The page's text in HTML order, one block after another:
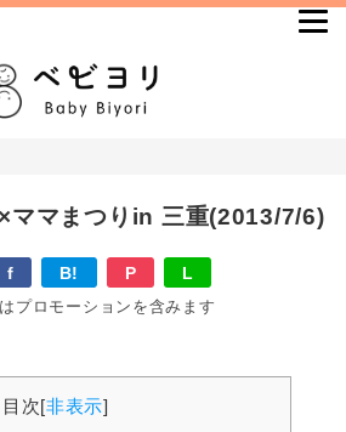
ママまつりin 三重(2013/7/6)
f B! P L
プロモーションを含みます
目次[非表示]